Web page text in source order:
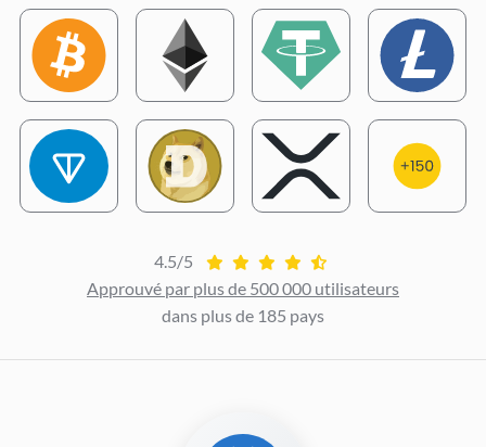
4.5/5
Approuvé par plus de 500 000 utilisateurs
dans plus de 185 pays